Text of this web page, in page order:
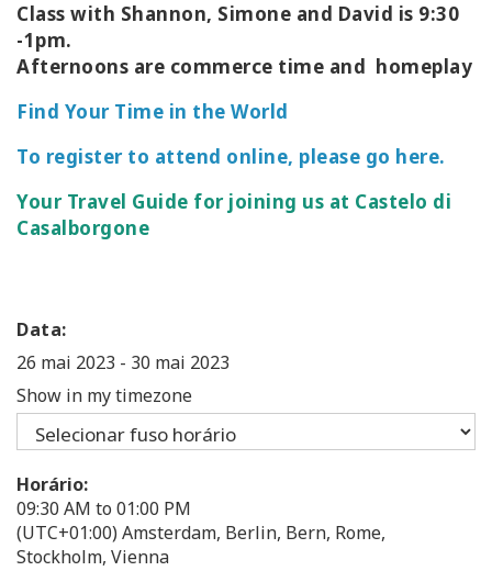
Class with Shannon, Simone and David is 9:30
-1pm.
Afternoons are commerce time and homeplay
Find Your Time in the World
To register to attend online, please go here.
Your Travel Guide for joining us at Castelo di
Casalborgone
Data:
26 mai 2023 - 30 mai 2023
Show in my timezone
Horário:
09:30 AM to 01:00 PM
(UTC+01:00) Amsterdam, Berlin, Bern, Rome,
Stockholm, Vienna